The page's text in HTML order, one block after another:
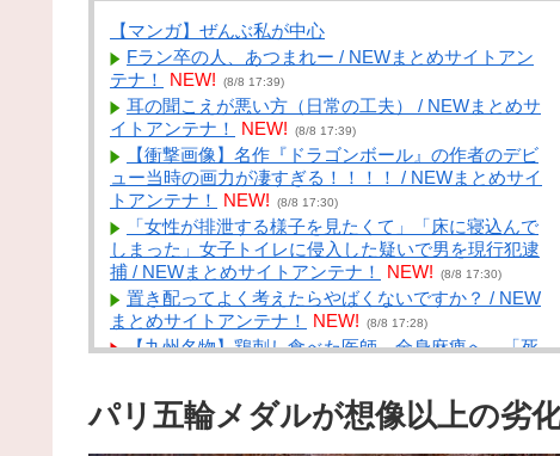
【マンガ】ぜんぶ私が中心
Fラン卒の人、あつまれー / NEWまとめサイトアン
テナ！
NEW! (8/8 17:39)
耳の聞こえが悪い方（日常の工夫） / NEWまとめサ
イトアンテナ！
NEW! (8/8 17:39)
【衝撃画像】名作『ドラゴンボール』の作者のデビ
ュー当時の画力が凄すぎる！！！！ / NEWまとめサイ
トアンテナ！
NEW! (8/8 17:30)
「女性が排泄する様子を見たくて」「床に寝込んで
しまった」女子トイレに侵入した疑いで男を現行犯逮
捕 / NEWまとめサイトアンテナ！
NEW! (8/8 17:30)
置き配ってよく考えたらやばくないですか？ / NEW
まとめサイトアンテナ！
NEW! (8/8 17:28)
【九州名物】鶏刺し食べた医師、全身麻痺へ…「死
モンハン自衛隊 第１８７話 / まとめるZ NEW! (8/8
パリ五輪メダルが想像以上の劣